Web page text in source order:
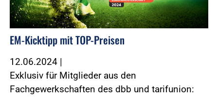
EM-Kicktipp mit TOP-Preisen
12.06.2024 |
Exklusiv für Mitglieder aus den
Fachgewerkschaften des dbb und tarifunion: